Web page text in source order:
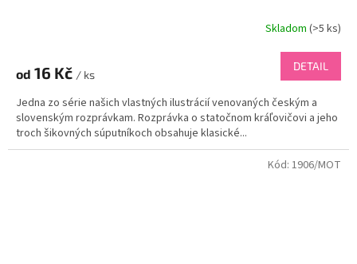
Skladom (>5 ks)
od 16 Kč / ks
DETAIL
Jedna zo série našich vlastných ilustrácií venovaných českým a
slovenským rozprávkam. Rozprávka o statočnom kráľovičovi a jeho
troch šikovných súputníkoch obsahuje klasické...
Kód: 1906/MOT